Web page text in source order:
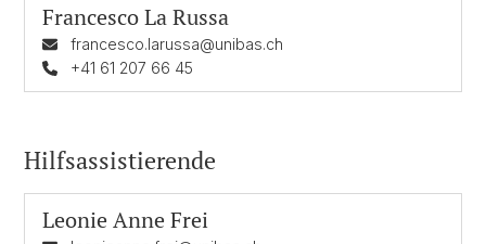
Francesco La Russa
francesco.larussa@unibas.ch
+41 61 207 66 45
Hilfsassistierende
Leonie Anne Frei